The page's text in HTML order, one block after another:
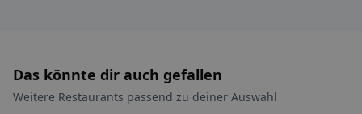
Das könnte dir auch gefallen
Weitere Restaurants passend zu deiner Auswahl